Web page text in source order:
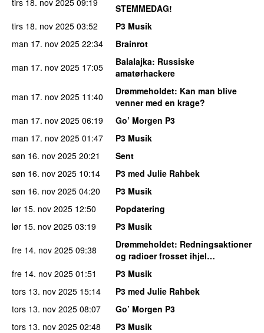
STEMMEDAG!
tirs 18. nov 2025 03:52
P3 Musik
man 17. nov 2025 22:34
Brainrot
man 17. nov 2025 17:05 Balalajka: Russiske
amatørhackere
man 17. nov 2025 11:40 Drømmeholdet: Kan man blive
venner med en krage?
man 17. nov 2025 06:19
Go’ Morgen P3
man 17. nov 2025 01:47
P3 Musik
søn 16. nov 2025 20:21
Sent
søn 16. nov 2025 10:14
P3 med Julie Rahbek
søn 16. nov 2025 04:20
P3 Musik
lør 15. nov 2025 12:50
Popdatering
lør 15. nov 2025 03:19
P3 Musik
fre 14. nov 2025 09:38 Drømmeholdet: Redningsaktioner
og radioer frosset ihjel…
fre 14. nov 2025 01:51
P3 Musik
tors 13. nov 2025 15:14
P3 med Julie Rahbek
tors 13. nov 2025 08:07
Go’ Morgen P3
tors 13. nov 2025 02:48
P3 Musik